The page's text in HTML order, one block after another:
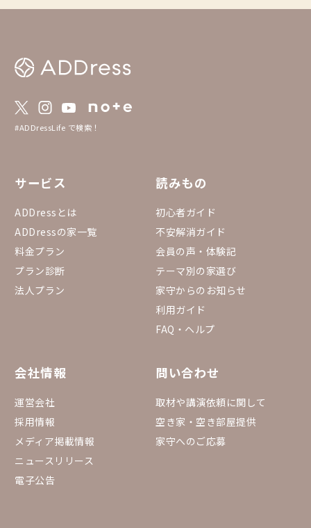
#ADDressLife で検索！
サービス
ADDressとは
ADDressの家一覧
料金プラン
プラン診断
法人プラン
読みもの
初心者ガイド
不安解消ガイド
会員の声・体験記
テーマ別の家選び
家守からのお知らせ
利用ガイド
FAQ・ヘルプ
会社情報
運営会社
採用情報
メディア掲載情報
ニュースリリース
電子公告
問い合わせ
取材や講演依頼に関して
空き家・空き部屋提供
家守へのご応募